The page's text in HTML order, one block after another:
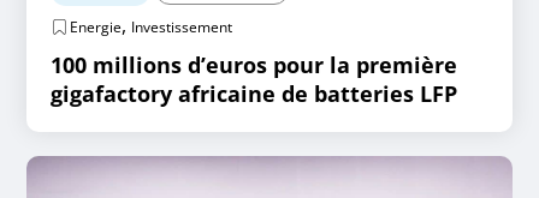
Energie, Investissement
100 millions d’euros pour la première
gigafactory africaine de batteries LFP